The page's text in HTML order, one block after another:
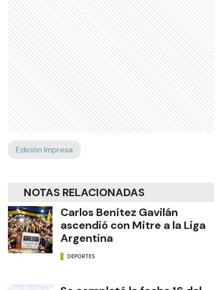
Edición Impresa
NOTAS RELACIONADAS
Carlos Benítez Gavilán
ascendió con Mitre a la Liga
Argentina
DEPORTES